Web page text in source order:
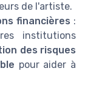
de l'artiste.
financières :
institutions
des risques
pour aider à